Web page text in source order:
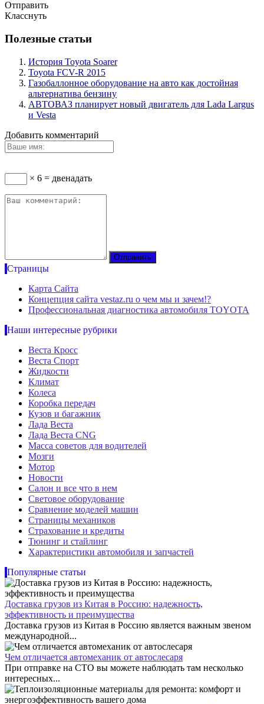
Отправить
Класснуть
Полезные статьи
История Toyota Soarer
Toyota FCV-R 2015
Газобаллонное оборудование на авто как достойная
альтернатива бензину
АВТОВАЗ планирует новый двигатель для Lada Largus
и Vesta
Добавить комментарий
× 6 = двенадать
Страницы
Карта Сайта
Концепция сайта vestaz.ru о чем мы и зачем!?
Профессиональная диагностика автомобиля TOYOTA
Наши интересные рубрики
Веста Кросс
Веста Спорт
Жидкости
Климат
Колеса
Коробка передач
Кузов и багажник
Лада Веста
Лада Веста CNG
Масса советов для водителей
Мозги
Мотор
Новости
Салон и все что в нем
Световое оборудование
Сравнение моделей машин
Страницы механиков
Страхование и кредиты
Тюнинг и стайлинг
Характеристики автомобиля и запчастей
Популярные статьи
Доставка грузов из Китая в Россию: надежность,
эффективность и преимущества
Доставка грузов из Китая в Россию является важным звеном
международной...
Чем отличается автомеханик от автослесаря
При отправке на СТО вы можете наблюдать там несколько
интересных...